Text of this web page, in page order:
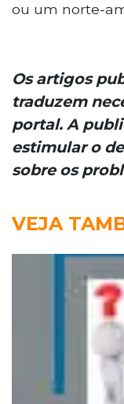
ou um norte-
Os artigos
traduzem
portal. A
estimular o
sobre os
VEJA